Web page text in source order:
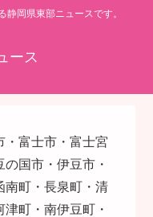
岡県東部ニュースです。
ース
・富士市・富士宮
国市・伊豆市・
南町・長泉町・清
町・南伊豆町・